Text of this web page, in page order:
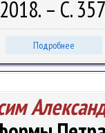
– С.
Подробнее